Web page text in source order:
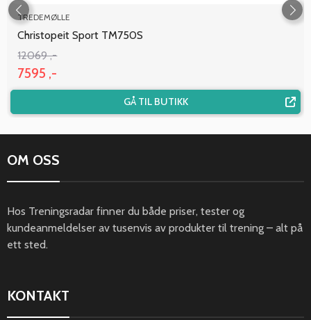
TREDEMØLLE
Christopeit Sport TM750S
12069 ,-
7595 ,-
GÅ TIL BUTIKK
OM OSS
Hos Treningsradar finner du både priser, tester og
kundeanmeldelser av tusenvis av produkter til trening – alt på
ett sted.
KONTAKT